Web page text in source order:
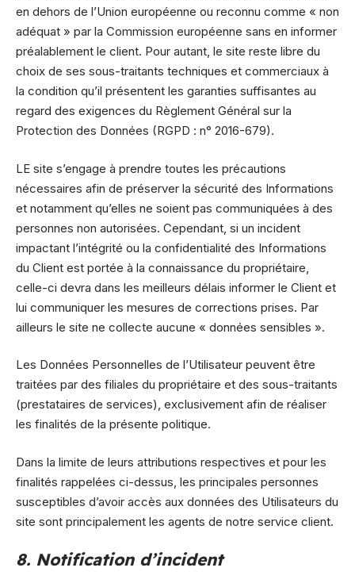
en dehors de l’Union européenne ou reconnu comme « non
adéquat » par la Commission européenne sans en informer
préalablement le client. Pour autant, le site reste libre du
choix de ses sous-traitants techniques et commerciaux à
la condition qu’il présentent les garanties suffisantes au
regard des exigences du Règlement Général sur la
Protection des Données (RGPD : n° 2016-679).
LE site s’engage à prendre toutes les précautions
nécessaires afin de préserver la sécurité des Informations
et notamment qu’elles ne soient pas communiquées à des
personnes non autorisées. Cependant, si un incident
impactant l’intégrité ou la confidentialité des Informations
du Client est portée à la connaissance du propriétaire,
celle-ci devra dans les meilleurs délais informer le Client et
lui communiquer les mesures de corrections prises. Par
ailleurs le site ne collecte aucune « données sensibles ».
Les Données Personnelles de l’Utilisateur peuvent être
traitées par des filiales du propriétaire et des sous-traitants
(prestataires de services), exclusivement afin de réaliser
les finalités de la présente politique.
Dans la limite de leurs attributions respectives et pour les
finalités rappelées ci-dessus, les principales personnes
susceptibles d’avoir accès aux données des Utilisateurs du
site sont principalement les agents de notre service client.
8. Notification d’incident